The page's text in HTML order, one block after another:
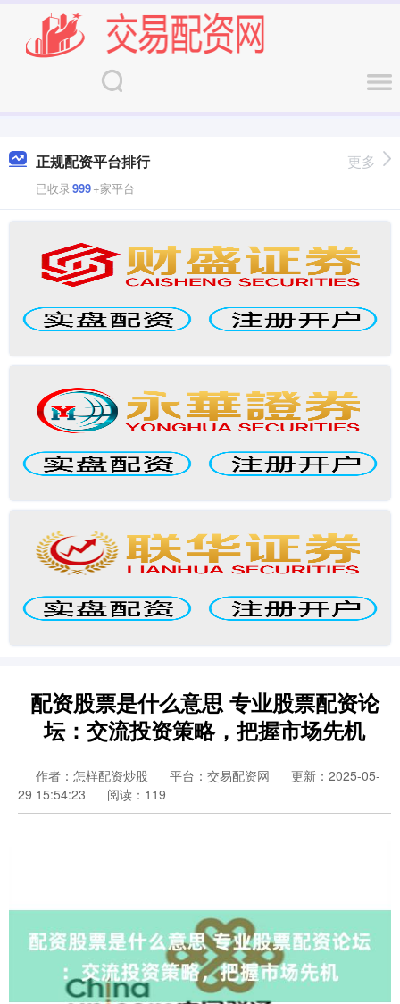
正规配资平台排行
已收录999+家平台
更多
配资股票是什么意思 专业股票配资论
坛：交流投资策略，把握市场先机
作者：怎样配资炒股 平台：交易配资网
更新：2025-05-
29 15:54:23
阅读：119